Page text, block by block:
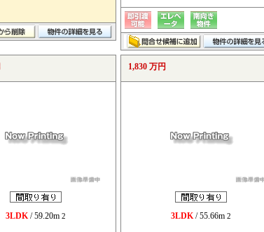
3LDK/ 59.20m 2
1,830 万円
3LDK/ 55.66m 2